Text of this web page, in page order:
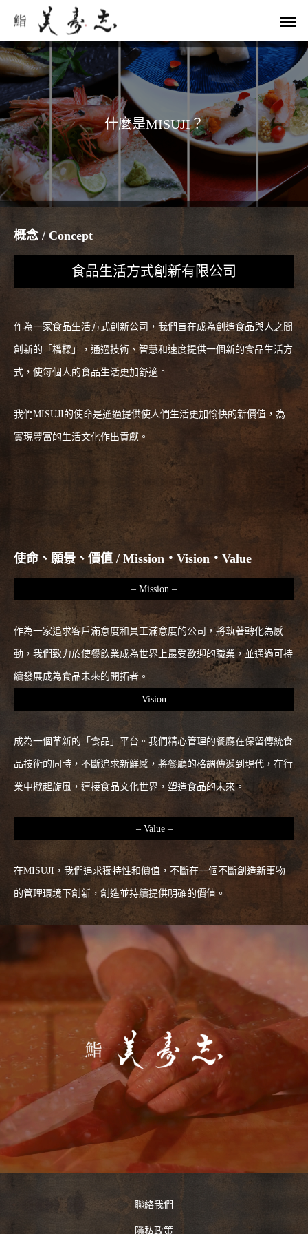
什麼是MISUJI？
概念 / Concept
食品生活方式創新有限公司
作為一家食品生活方式創新公司，我們旨在成為創造食品與人之間
創新的「橋樑」，通過技術、智慧和速度提供一個新的食品生活方
式，使每個人的食品生活更加舒適。
我們MISUJI的使命是通過提供使人們生活更加愉快的新價值，為
實現豐富的生活文化作出貢獻。
使命、願景、價值 / Mission・Vision・Value
– Mission –
作為一家追求客戶滿意度和員工滿意度的公司，將執著轉化為感
動，我們致力於使餐飲業成為世界上最受歡迎的職業，並通過可持
續發展成為食品未來的開拓者。
– Vision –
成為一個革新的「食品」平台。我們精心管理的餐廳在保留傳統食
品技術的同時，不斷追求新鮮感，將餐廳的格調傳遞到現代，在行
業中掀起旋風，連接食品文化世界，塑造食品的未來。
– Value –
在MISUJI，我們追求獨特性和價值，不斷在一個不斷創造新事物
的管理環境下創新，創造並持續提供明確的價值。
聯絡我們
隱私政策